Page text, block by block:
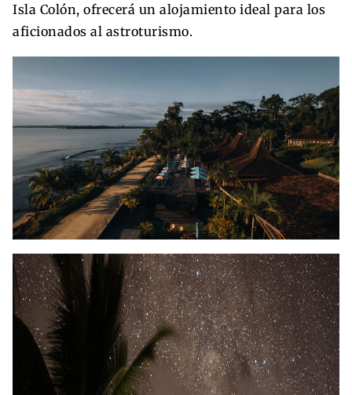
Isla Colón, ofrecerá un alojamiento ideal para los
aficionados al astroturismo.